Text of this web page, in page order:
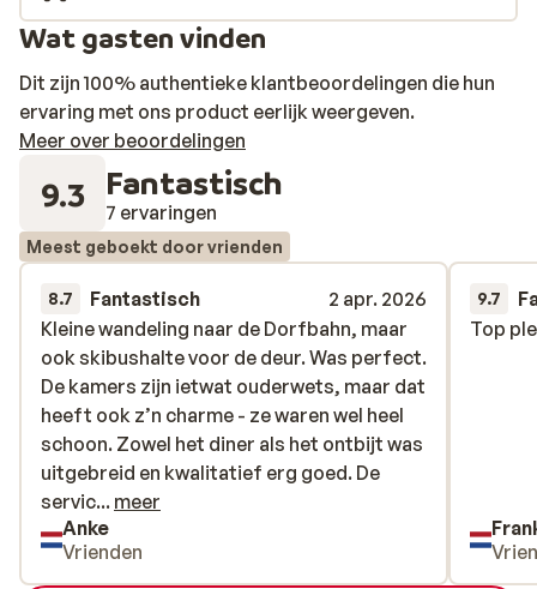
Wat gasten vinden
Dit zijn 100% authentieke klantbeoordelingen die hun
ervaring met ons product eerlijk weergeven.
Meer over beoordelingen
9.3 Fantastisch
7 ervaringen
Meest geboekt door vrienden
8.7 Fantastisch
2 apr. 2026
Kleine wandeling naar de Dorfbahn, maar
ook skibushalte voor de deur. Was perfect.
De kamers zijn ietwat ouderwets, maar dat
heeft ook z’n charme - ze waren wel heel
schoon. Zowel het diner als het ontbijt was
uitgebreid en kwalitatief erg goed. De
service en oprechte vriendelijkheid
uitmuntend.
Kleine wandeling naar de Dorfbahn, maar
ook skibushalte voor de deur. Was perfect.
De kamers zijn ietwat ouderwets, maar dat
heeft ook z’n charme - ze waren wel heel
schoon. Zowel het diner als het ontbijt was
uitgebreid en kwalitatief erg goed. De
servic... meer
Anke
Vrienden
9.7
Top
Top